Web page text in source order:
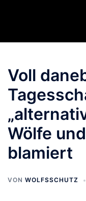
Voll
Wölfe
blamiert
VON WOLFSSCHUTZ